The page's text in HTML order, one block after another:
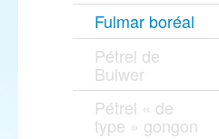
Fulmar boréal
Pétrel de
Bulwer
Pétrel « de
type » gongon